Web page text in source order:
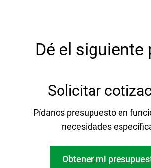
Dé el siguiente
Solicitar
Pídanos presupuesto en
necesidades
Obtener mi